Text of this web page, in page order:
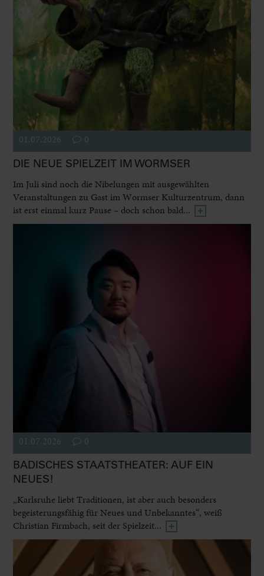
01.07.2026 0
DIE NEUE SPIELZEIT IM WORMSER
Im Juli sind noch die Nibelungen mit ausgewählten
Veranstaltungen zu Gast im Wormser Kulturzentrum, dann
ist erst einmal kurz Pause – doch schon bald...
01.07.2026 0
BADISCHES STAATSTHEATER: AUF EIN
NEUES!
„Karlsruhe liebt Traditionen, ist aber auch besonders
begeisterungsfähig für Neues und Unbekanntes“, weiß
Christian Firmbach, seit der Spielzeit...